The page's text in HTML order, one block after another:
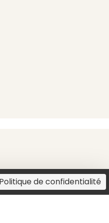
Politique de confidentialité